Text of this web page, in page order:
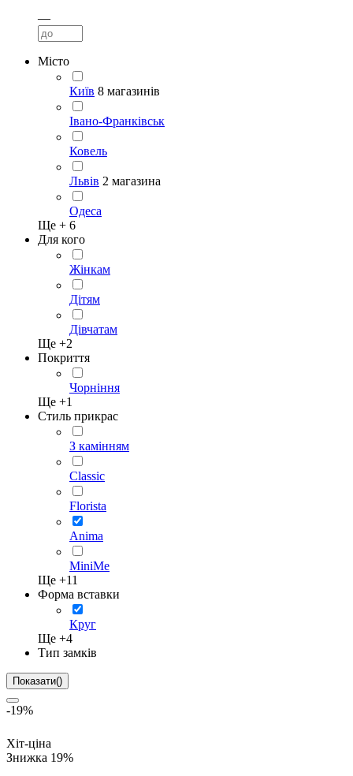
—
Місто
Київ 8 магазинів
Івано-Франківськ
Ковель
Львів 2 магазина
Одеса
Ще + 6
Для кого
Жінкам
Дітям
Дівчатам
Ще +2
Покриття
Чорніння
Ще +1
Стиль прикрас
З камінням
Classic
Florista
Anima
MiniMe
Ще +11
Форма вставки
Круг
Ще +4
Тип замків
Показати()
-19%
Хіт-ціна
Знижка 19%